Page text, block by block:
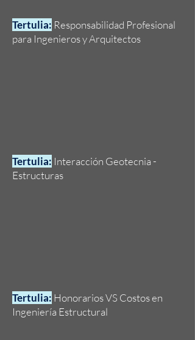
Tertulia: Responsabilidad Profesional
para Ingenieros y Arquitectos
Tertulia: Interacción Geotecnia -
Estructuras
Tertulia: Honorarios VS Costos en
Ingeniería Estructural